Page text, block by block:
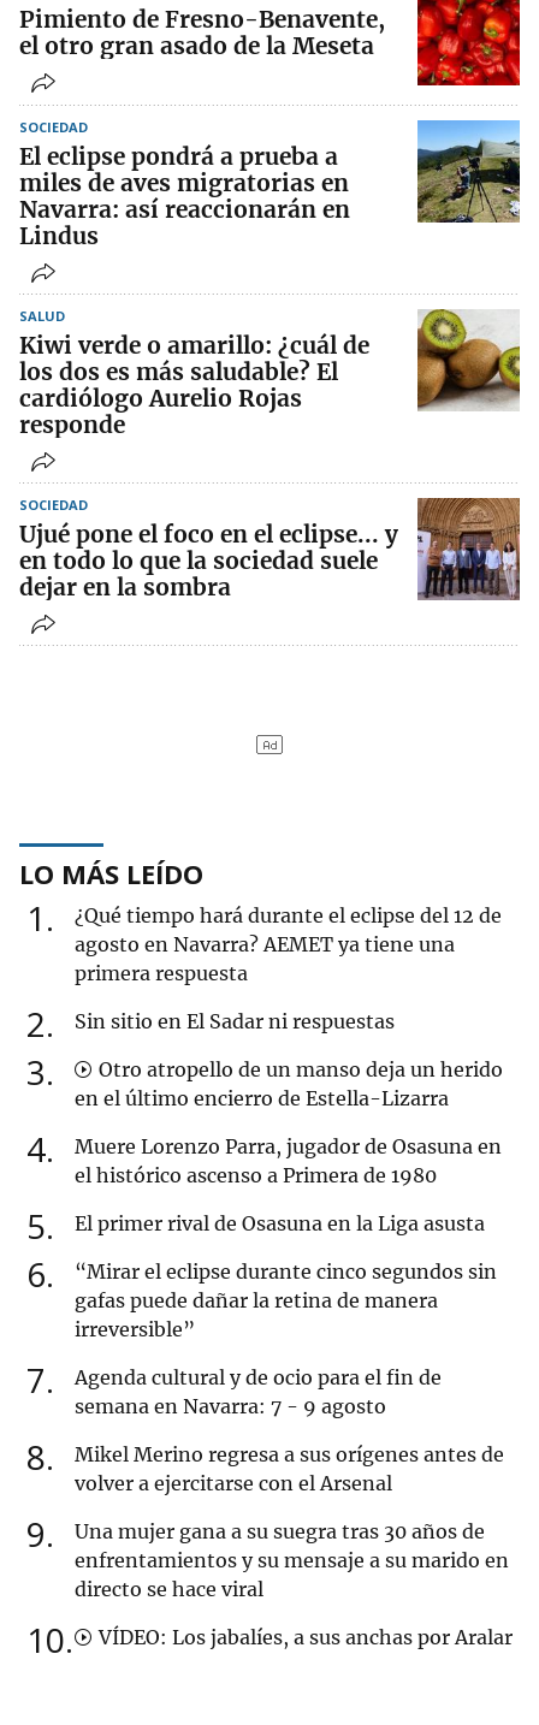
Pimiento de Fresno-Benavente,
el otro gran asado de la Meseta
SOCIEDAD
El eclipse pondrá a prueba a
miles de aves migratorias en
Navarra: así reaccionarán en
Lindus
SALUD
Kiwi verde o amarillo: ¿cuál de
los dos es más saludable? El
cardiólogo Aurelio Rojas
responde
SOCIEDAD
Ujué pone el foco en el eclipse... y
en todo lo que la sociedad suele
dejar en la sombra
LO MÁS LEÍDO
1
¿Qué tiempo hará durante el eclipse del 12 de
agosto en Navarra? AEMET ya tiene una
primera respuesta
2 Sin sitio en El Sadar ni respuestas
3
Otro atropello de un manso deja un herido
en el último encierro de Estella-Lizarra
4
Muere Lorenzo Parra, jugador de Osasuna en
el histórico ascenso a Primera de 1980
5 El primer rival de Osasuna en la Liga asusta
6
“Mirar el eclipse durante cinco segundos sin
gafas puede dañar la retina de manera
irreversible”
7
Agenda cultural y de ocio para el fin de
semana en Navarra: 7 - 9 agosto
8
Mikel Merino regresa a sus orígenes antes de
volver a ejercitarse con el Arsenal
9
Una mujer gana a su suegra tras 30 años de
enfrentamientos y su mensaje a su marido en
directo se hace viral
10 VÍDEO: Los jabalíes, a sus anchas por Aralar